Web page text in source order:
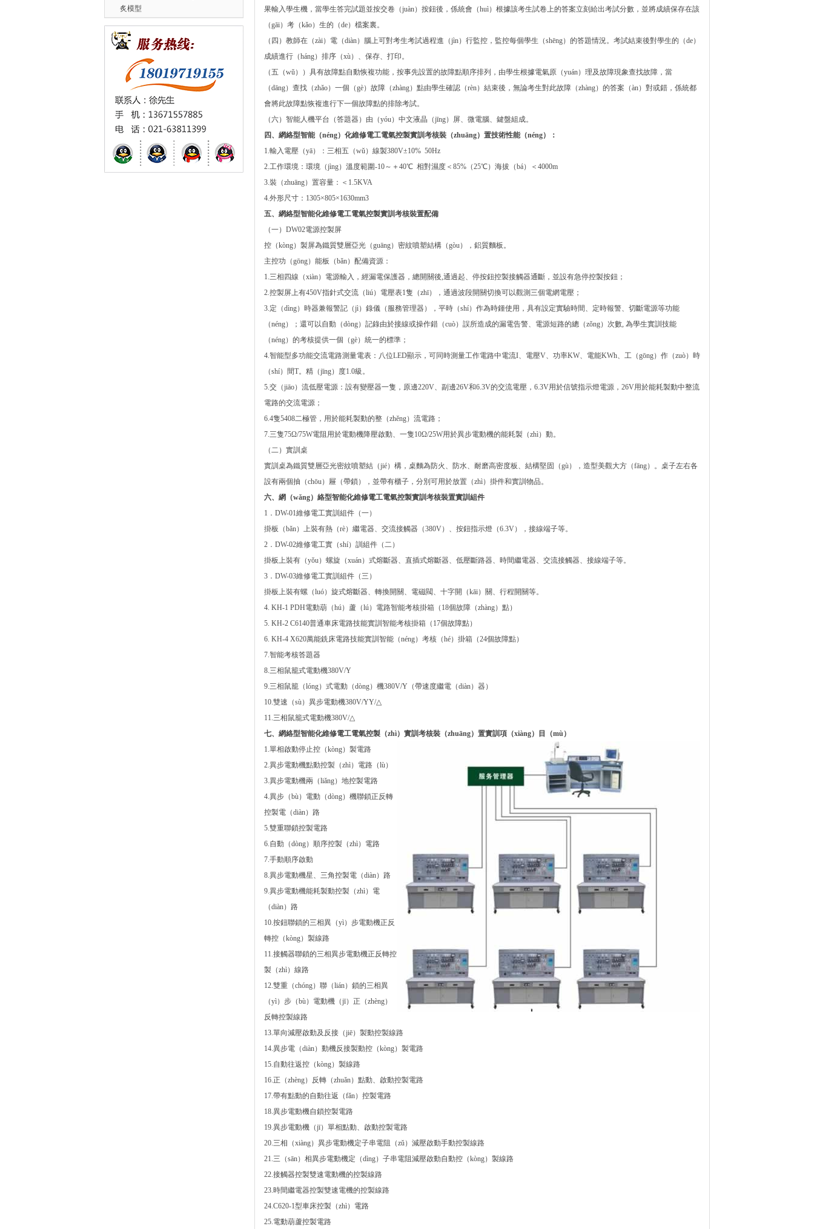
炙模型
果輸入學生機，當學生答完試題並按交卷（juàn）按鈕後，係統會（huì）根據該考生試卷上的答案立刻給出考試分數，並將成績保存在該
（gāi）考（kǎo）生的（de）檔案裏。
（四）教師在（zài）電（diàn）腦上可對考生考試過程進（jìn）行監控，監控每個學生（shēng）的答題情況。考試結束後對學生的（de）
成績進行（háng）排序（xù）、保存、打印。
（五（wǔ））具有故障點自動恢複功能，按事先設置的故障點順序排列，由學生根據電氣原（yuán）理及故障現象查找故障，當
（dāng）查找（zhǎo）一個（gè）故障（zhàng）點由學生確認（rèn）結束後，無論考生對此故障（zhàng）的答案（àn）對或錯，係統都
會將此故障點恢複進行下一個故障點的排除考試。
（六）智能人機平台（答題器）由（yóu）中文液晶（jīng）屏、微電腦、鍵盤組成。
四、網絡型智能（néng）化維修電工電氣控製實訓考核裝（zhuāng）置技術性能（néng）：
1.輸入電壓（yā）：三相五（wǔ）線製380V±10% 50Hz
2.工作環境：環境（jìng）溫度範圍-10～＋40℃ 相對濕度＜85%（25℃）海拔（bá）＜4000m
3.裝（zhuāng）置容量：＜1.5KVA
4.外形尺寸：1305×805×1630mm3
五、網絡型智能化維修電工電氣控製實訓考核裝置配備
（一）DW02電源控製屏
控（kòng）製屏為鐵質雙層亞光（guāng）密紋噴塑結構（gòu），鋁質麵板。
主控功（gōng）能板（bǎn）配備資源：
1.三相四線（xiàn）電源輸入，經漏電保護器，總開關後,通過起、停按鈕控製接觸器通斷，並設有急停控製按鈕；
2.控製屏上有450V指針式交流（liú）電壓表1隻（zhī），通過波段開關切換可以觀測三個電網電壓；
3.定（dìng）時器兼報警記（jì）錄儀（服務管理器），平時（shí）作為時鍾使用，具有設定實驗時間、定時報警、切斷電源等功能
（néng）；還可以自動（dòng）記錄由於接線或操作錯（cuò）誤所造成的漏電告警、電源短路的總（zǒng）次數, 為學生實訓技能
（néng）的考核提供一個（gè）統一的標準；
4.智能型多功能交流電路測量電表：八位LED顯示，可同時測量工作電路中電流I、電壓V、功率KW、電能KWh、工（gōng）作（zuò）時
（shí）間T。精（jīng）度1.0級。
5.交（jiāo）流低壓電源：設有變壓器一隻，原邊220V、副邊26V和6.3V的交流電壓，6.3V用於信號指示燈電源，26V用於能耗製動中整流
電路的交流電源；
6.4隻5408二極管，用於能耗製動的整（zhěng）流電路；
7.三隻75Ω/75W電阻用於電動機降壓啟動、一隻10Ω/25W用於異步電動機的能耗製（zhì）動。
（二）實訓桌
實訓桌為鐵質雙層亞光密紋噴塑結（jié）構，桌麵為防火、防水、耐磨高密度板、結構堅固（gù），造型美觀大方（fāng）。桌子左右各
設有兩個抽（chōu）屜（帶鎖），並帶有櫃子，分別可用於放置（zhì）掛件和實訓物品。
六、網（wǎng）絡型智能化維修電工電氣控製實訓考核裝置實訓組件
1．DW-01維修電工實訓組件（一）
掛板（bǎn）上裝有熱（rè）繼電器、交流接觸器（380V）、按鈕指示燈（6.3V），接線端子等。
2．DW-02維修電工實（shí）訓組件（二）
掛板上裝有（yǒu）螺旋（xuán）式熔斷器、直插式熔斷器、低壓斷路器、時間繼電器、交流接觸器、接線端子等。
3．DW-03維修電工實訓組件（三）
掛板上裝有螺（luó）旋式熔斷器、轉換開關、電磁閥、十字開（kāi）關、行程開關等。
4. KH-1 PDH電動葫（hú）蘆（lú）電路智能考核掛箱（18個故障（zhàng）點）
5. KH-2 C6140普通車床電路技能實訓智能考核掛箱（17個故障點）
6. KH-4 X620萬能銑床電路技能實訓智能（néng）考核（hé）掛箱（24個故障點）
7.智能考核答題器
8.三相鼠籠式電動機380V/Y
9.三相鼠籠（lóng）式電動（dòng）機380V/Y（帶速度繼電（diàn）器）
10.雙速（sù）異步電動機380V/YY/△
11.三相鼠籠式電動機380V/△
七、網絡型智能化維修電工電氣控製（zhì）實訓考核裝（zhuāng）置實訓項（xiàng）目（mù）
1.單相啟動停止控（kòng）製電路
2.異步電動機點動控製（zhì）電路（lù）
3.異步電動機兩（liǎng）地控製電路
4.異步（bù）電動（dòng）機聯鎖正反轉
控製電（diàn）路
5.雙重聯鎖控製電路
6.自動（dòng）順序控製（zhì）電路
7.手動順序啟動
8.異步電動機星、三角控製電（diàn）路
9.異步電動機能耗製動控製（zhì）電
（diàn）路
10.按鈕聯鎖的三相異（yì）步電動機正反
轉控（kòng）製線路
11.接觸器聯鎖的三相異步電動機正反轉控
製（zhì）線路
12.雙重（chóng）聯（lián）鎖的三相異
（yì）步（bù）電動機（jī）正（zhèng）
反轉控製線路
13.單向減壓啟動及反接（jiē）製動控製線路
14.異步電（diàn）動機反接製動控（kòng）製電路
15.自動往返控（kòng）製線路
16.正（zhèng）反轉（zhuǎn）點動、啟動控製電路
17.帶有點動的自動往返（fǎn）控製電路
18.異步電動機自鎖控製電路
19.異步電動機（jī）單相點動、啟動控製電路
20.三相（xiàng）異步電動機定子串電阻（zǔ）減壓啟動手動控製線路
21.三（sān）相異步電動機定（dìng）子串電阻減壓啟動自動控（kòng）製線路
22.接觸器控製雙速電動機的控製線路
23.時間繼電器控製雙速電機的控製線路
24.C620-1型車床控製（zhì）電路
25.電動葫蘆控製電路